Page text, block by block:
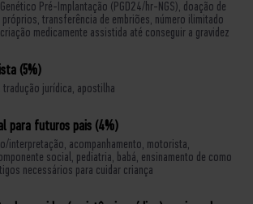
Pré-Implantação (PGD24/hr-NGS), doação de
transferência de embriões, número ilimitado
medicamente assistida até conseguir a gravidez
(5%)
jurídica, apostilha
para futuros pais (4%)
interpretação, acompanhamento, motorista,
social, pediatria, babá, ensinamento de como
necessários para cuidar criança